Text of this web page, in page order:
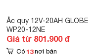
Ắc quy 12V-20AH GLOBE
WP20-12NE
Giá từ 801.900 đ
Có 13 nơi bán